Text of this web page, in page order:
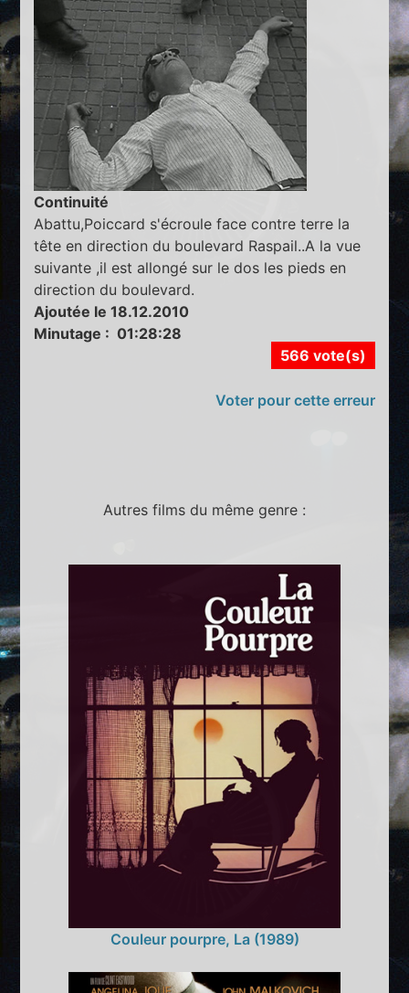
Continuité
Abattu,Poiccard s'écroule face contre terre la
tête en direction du boulevard Raspail..A la vue
suivante ,il est allongé sur le dos les pieds en
direction du boulevard.
Ajoutée le 18.12.2010
Minutage : 01:28:28
566 vote(s)
Voter pour cette erreur
Autres films du même genre :
Couleur pourpre, La (1989)